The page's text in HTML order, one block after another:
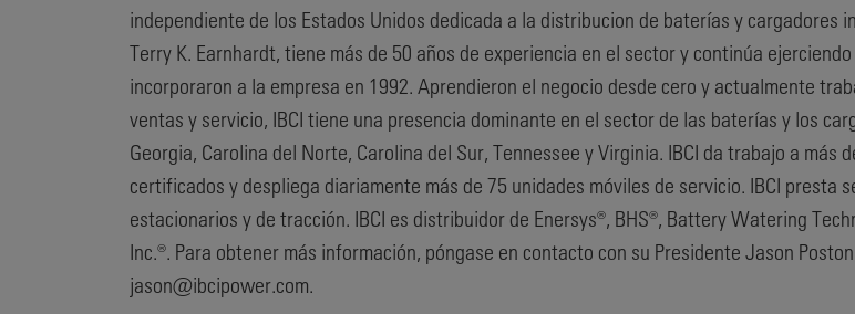
independiente de los Estados Unidos dedicada a la distribucion de baterías y
Terry K. Earnhardt, tiene más de 50 años de experiencia en el sector y continúa
incorporaron a la empresa en 1992. Aprendieron el negocio desde cero y actualmente
ventas y servicio, IBCI tiene una presencia dominante en el sector de las baterías y los
Georgia, Carolina del Norte, Carolina del Sur, Tennessee y Virginia. IBCI da trabajo a
certificados y despliega diariamente más de 75 unidades móviles de servicio. IBCI presta
estacionarios y de tracción. IBCI es distribuidor de Enersys®, BHS®, Battery Watering
Inc.®. Para obtener más información, póngase en contacto con su Presidente Jason
jason@ibcipower.com.